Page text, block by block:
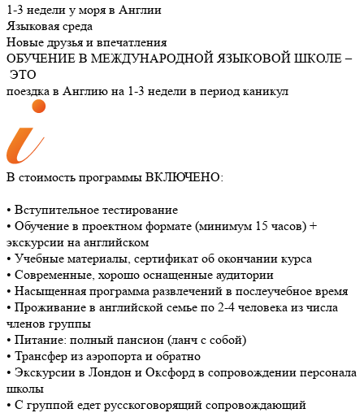
1-3 недели у моря в Англии
Языковая среда
Новые друзья и впечатления
ОБУЧЕНИЕ В МЕЖДУНАРОДНОЙ ЯЗЫКОВОЙ ШКОЛЕ –
ЭТО
поездка в Англию на 1-3 недели в период каникул
В стоимость программы ВКЛЮЧЕНО:
• Вступительное тестирование
• Обучение в проектном формате (минимум 15 часов) +
экскурсии на английском
• Учебные материалы, сертификат об окончании курса
• Современные, хорошо оснащенные аудитории
• Насыщенная программа развлечений в послеучебное время
• Проживание в английской семье по 2-4 человека из числа
членов группы
• Питание: полный пансион (ланч с собой)
• Трансфер из аэропорта и обратно
• Экскурсии в Лондон и Оксфорд в сопровождении персонала
школы
• С группой едет русскоговорящий сопровождающий